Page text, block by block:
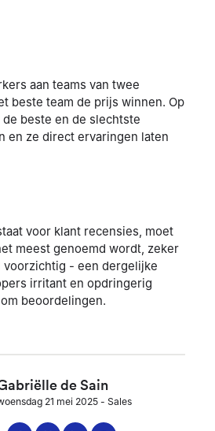
aan teams van twee
beste team de prijs winnen. Op
beste en de slechtste
en ze direct ervaringen laten
voor klant recensies, moet
meest genoemd wordt, zeker
voorzichtig - een dergelijke
irritant en opdringerig
beoordelingen.
de Sain
21 mei 2025 - Sales